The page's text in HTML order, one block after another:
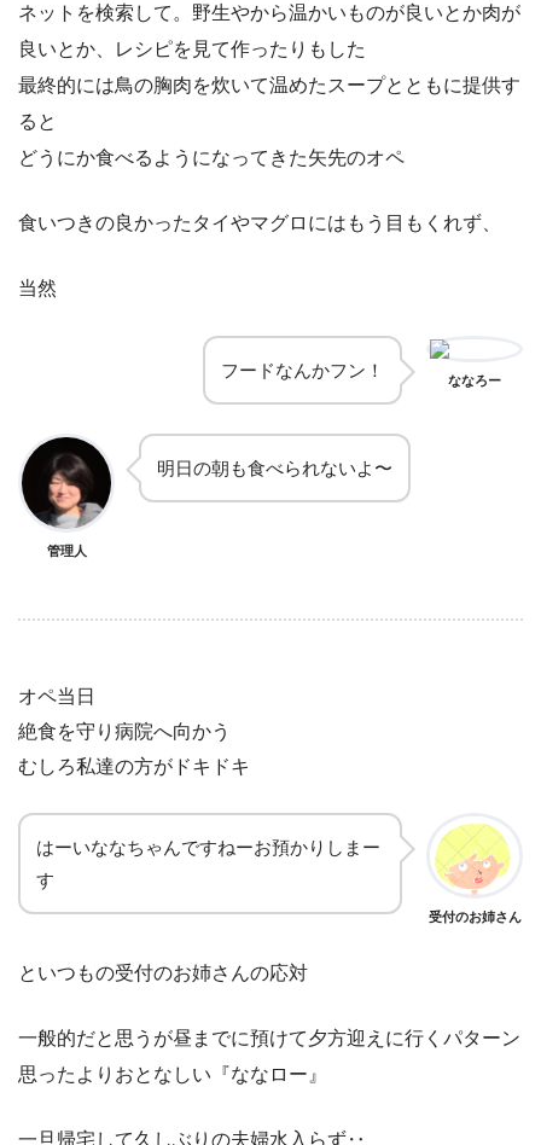
ネットを検索して。野生やから温かいものが良いとか肉が
良いとか、レシピを見て作ったりもした
最終的には鳥の胸肉を炊いて温めたスープとともに提供す
ると
どうにか食べるようになってきた矢先のオペ
食いつきの良かったタイやマグロにはもう目もくれず、
当然
フードなんかフン！ ななろー
管理人
明日の朝も食べられないよ〜
オペ当日
絶食を守り病院へ向かう
むしろ私達の方がドキドキ
はーいななちゃんですねーお預かりしまー
す
受付のお姉さん
といつもの受付のお姉さんの応対
一般的だと思うが昼までに預けて夕方迎えに行くパターン
思ったよりおとなしい『ななロー』
一旦帰宅して久しぶりの夫婦水入らず‥